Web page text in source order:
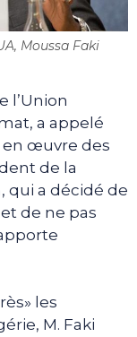
Moussa Faki
l’Union
a appelé
en œuvre des
de la
qui a décidé de
de ne pas
les
M. Faki